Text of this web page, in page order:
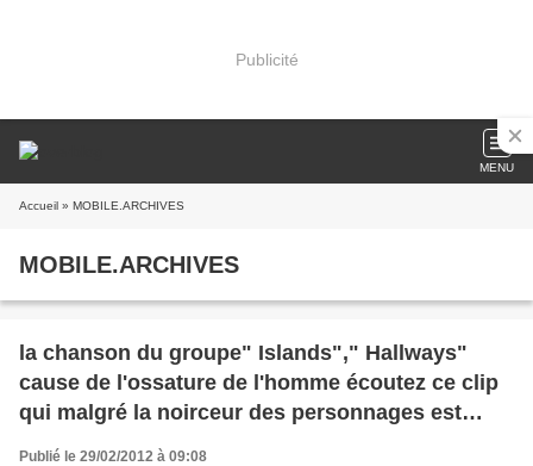
Publicité
MENU
Accueil » MOBILE.ARCHIVES
MOBILE.ARCHIVES
la chanson du groupe" Islands"," Hallways"
cause de l'ossature de l'homme écoutez ce clip
qui malgré la noirceur des personnages est
ensoleillés comme l'haut-delà... !!
Publié le 29/02/2012 à 09:08